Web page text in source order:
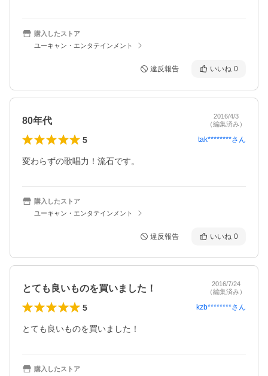
購入したストア
ユーキャン・エンタテインメント
違反報告 いいね 0
80年代
2016/4/3
（編集済み）
5 tak********さん
変わらずの歌唱力！流石です。
購入したストア
ユーキャン・エンタテインメント
違反報告 いいね 0
とても良いものを買いました！
2016/7/24
（編集済み）
5 kzb********さん
とても良いものを買いました！
購入したストア